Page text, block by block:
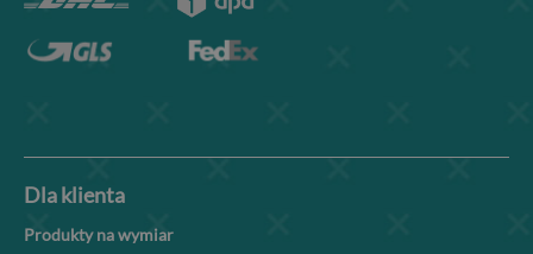
Dla klienta
Produkty na wymiar